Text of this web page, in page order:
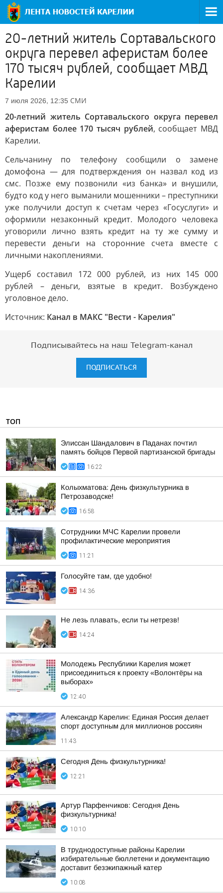
20-летний житель Сортавальского
округа перевел аферистам более
170 тысяч рублей, сообщает МВД
Карелии
7 июля 2026, 12:35 СМИ
20-летний житель Сортавальского округа перевел
аферистам более 170 тысяч рублей, сообщает МВД
Карелии.
Сельчанину по телефону сообщили о замене
домофона — для подтверждения он назвал код из
смс. Позже ему позвонили «из банка» и внушили,
будто код у него выманили мошенники – преступники
уже получили доступ к счетам через «Госуслуги» и
оформили незаконный кредит. Молодого человека
уговорили лично взять кредит на ту же сумму и
перевести деньги на сторонние счета вместе с
личными накоплениями.
Ущерб составил 172 000 рублей, из них 145 000
рублей – деньги, взятые в кредит. Возбуждено
уголовное дело.
Источник: Канал в МАКС "Вести - Карелия"
Подписывайтесь на наш Telegram-канал
ПОДПИСАТЬСЯ
ТОП
Элиссан Шандалович в Паданах почтил
память бойцов Первой партизанской бригады
16:22
Колыхматова: День физкультурника в
Петрозаводске!
16:58
Сотрудники МЧС Карелии провели
профилактические мероприятия
11:21
Голосуйте там, где удобно!
14:36
Не лезь плавать, если ты нетрезв!
14:24
Молодежь Республики Карелия может
присоединиться к проекту «Волонтёры на
выборах»
12:40
Александр Карелин: Единая Россия делает
спорт доступным для миллионов россиян
11:43
Сегодня День физкультурника!
12:21
Артур Парфенчиков: Сегодня День
физкультурника!
10:10
В труднодоступные районы Карелии
избирательные бюллетени и документацию
доставит безэкипажный катер
10:08